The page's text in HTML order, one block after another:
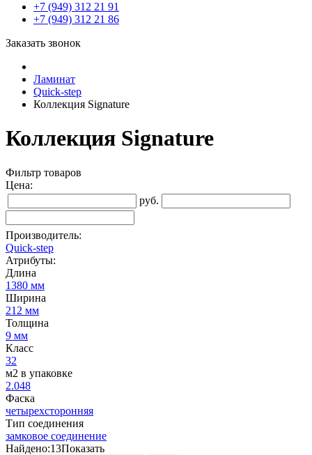
+7 (949) 312 21 91
+7 (949) 312 21 86
Заказать звонок
Ламинат
Quick-step
Коллекция Signature
Коллекция Signature
Фильтр товаров
Цена:
руб.
Производитель:
Quick-step
Атрибуты:
Длина
1380 мм
Ширина
212 мм
Толщина
9 мм
Класс
32
м2 в упаковке
2.048
Фаска
четырехсторонняя
Тип соединения
замковое соединение
Найдено:13Показать